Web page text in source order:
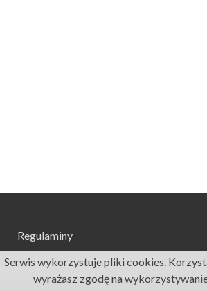
Regulaminy
Serwis wykorzystuje pliki cookies.
wyrażasz zgodę na